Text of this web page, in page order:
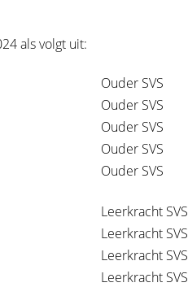
als volgt uit:
Ouder SVS
Ouder SVS
Ouder SVS
Ouder SVS
Ouder SVS
Leerkracht SVS
Leerkracht SVS
Leerkracht SVS
Leerkracht SVS